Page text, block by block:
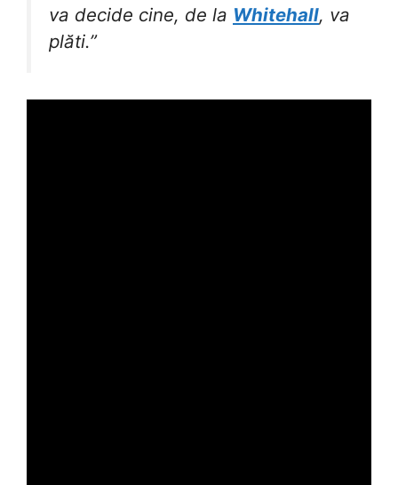
va decide cine, de la Whitehall, va
plăti.”